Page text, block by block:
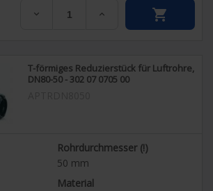
 
T-förmiges Reduzierstück für Luftrohre,
DN80-50 - 302 07 0705 00
Rohrdurchmesser (!)
50 mm
Material